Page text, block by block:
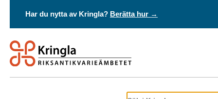
Har du nytta av Kringla? Berätta hur →